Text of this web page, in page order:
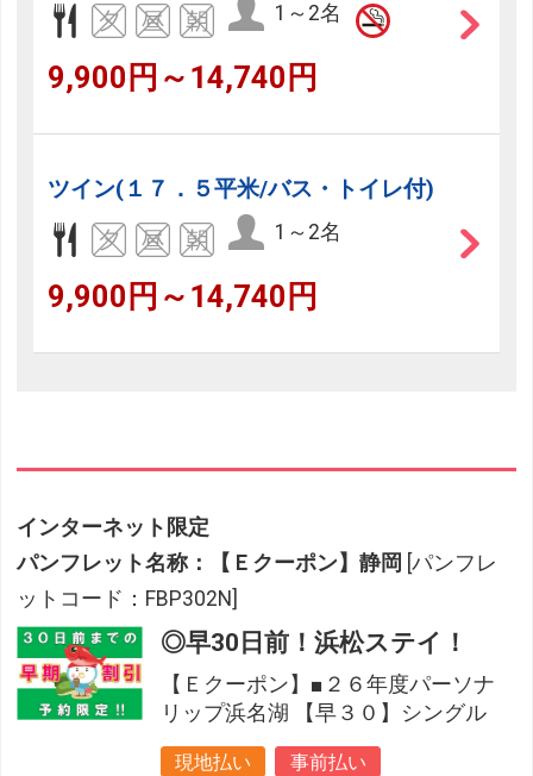
1～2名
9,900円～14,740円
ツイン(１７．５平米/バス・トイレ付)
1～2名
9,900円～14,740円
インターネット限定
パンフレット名称：【Ｅクーポン】静岡 [パンフレ
ットコード：FBP302N]
◎早30日前！浜松ステイ！
【Ｅクーポン】■２６年度パーソナ
リップ浜名湖 【早３０】シングル
現地払い
事前払い